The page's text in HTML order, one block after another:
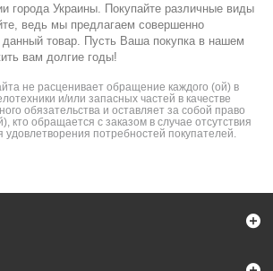
города Украины. Покупайте различные виды
ведь мы предлагаем совершенно
товар. Пусть Ваша покупка в нашем
вам долгие годы!
не расценивает обращение каждого (ой) в
и/или запасных частей в качестве
обязательства и оставляет за собой право
кто обращается с заказом в случае отсутствия
удовлетворения потребностей покупателей.